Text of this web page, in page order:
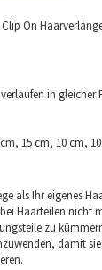
On
in gleicher
15 cm, 10 cm,
als Ihr eigenes
Haarteilen nicht
zu
damit